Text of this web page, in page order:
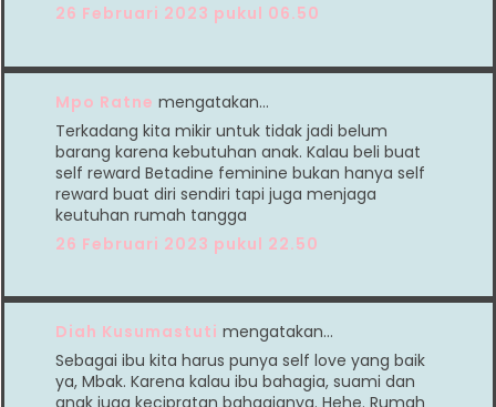
26 Februari 2023 pukul 06.50
Mpo Ratne mengatakan…
Terkadang kita mikir untuk tidak jadi belum
barang karena kebutuhan anak. Kalau beli buat
self reward Betadine feminine bukan hanya self
reward buat diri sendiri tapi juga menjaga
keutuhan rumah tangga
26 Februari 2023 pukul 22.50
Diah Kusumastuti mengatakan…
Sebagai ibu kita harus punya self love yang baik
ya, Mbak. Karena kalau ibu bahagia, suami dan